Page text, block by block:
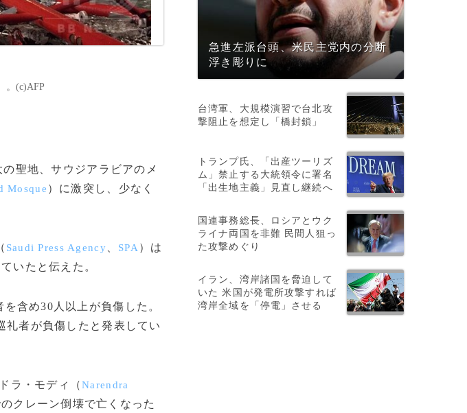
。(c)AFP
聖地、サウジアラビアのメ
Mosque ）に激突し、少なく
Saudi Press Agency SPA ）は
いたと伝えた。
含め30人以上が負傷した。
礼者が負傷したと発表してい
ラ・モディ（Narendra
クレーン倒壊で亡くなった
急進左派台頭、米民主党内の分断
浮き彫りに
台湾軍、大規模演習で台北攻
撃阻止を想定し「橋封鎖」
トランプ氏、「出産ツーリズ
ム」禁止する大統領令に署名
「出生地主義」見直し継続へ
国連事務総長、ロシアとウク
ライナ両国を非難 民間人狙っ
た攻撃めぐり
イラン、湾岸諸国を脅迫して
いた 米国が発電所攻撃すれば
湾岸全域を「停電」させる